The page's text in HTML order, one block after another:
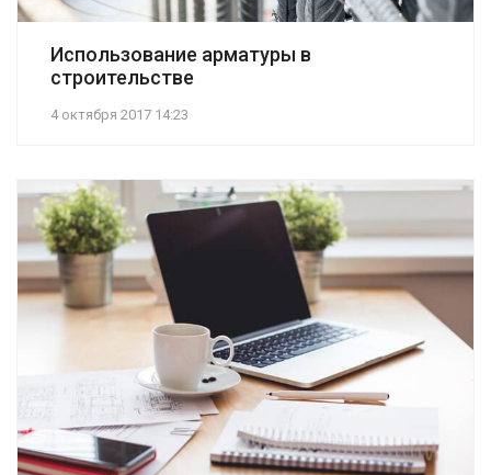
Использование арматуры в
строительстве
4 октября 2017 14:23